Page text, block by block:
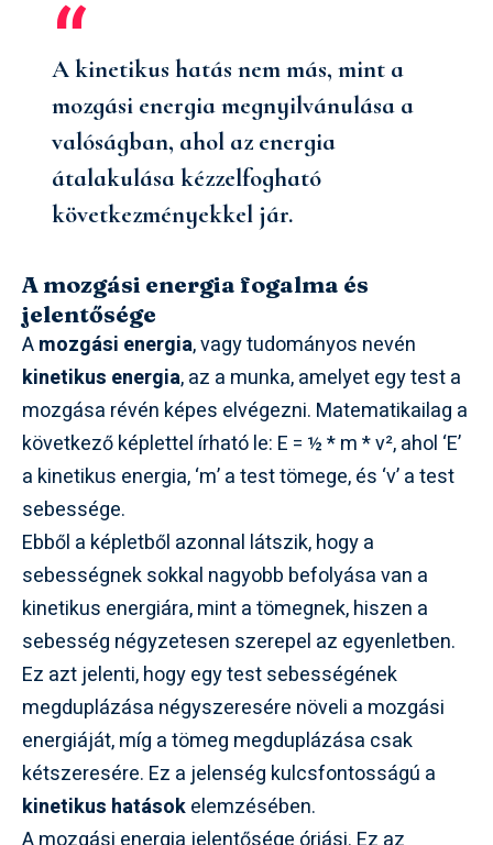
A kinetikus hatás nem más, mint a
mozgási energia megnyilvánulása a
valóságban, ahol az energia
átalakulása kézzelfogható
következményekkel jár.
A mozgási energia fogalma és
jelentősége
Amozgási energia, vagy tudományos nevén
kinetikus energia, az a munka, amelyet egy test a
mozgása révén képes elvégezni. Matematikailag a
következő képlettel írható le: E = ½ * m * v², ahol ‘E’
a kinetikus energia, ‘m’ a test tömege, és ‘v’ a test
sebessége.
Ebből a képletből azonnal látszik, hogy a
sebességnek sokkal nagyobb befolyása van a
kinetikus energiára, mint a tömegnek, hiszen a
sebesség négyzetesen szerepel az egyenletben.
Ez azt jelenti, hogy egy test sebességének
megduplázása négyszeresére növeli a mozgási
energiáját, míg a tömeg megduplázása csak
kétszeresére. Ez a jelenség kulcsfontosságú a
kinetikus hatásokelemzésében.